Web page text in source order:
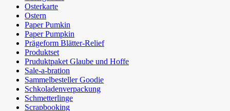
Osterkarte
Ostern
Paper Pumkin
Paper Pumpkin
Prägeform Blätter-Relief
Produktset
Pruduktpaket Glaube und Hoffe
Sale-a-bration
Sammelbesteller Goodie
Schkoladenverpackung
Schmetterlinge
Scrapbooking